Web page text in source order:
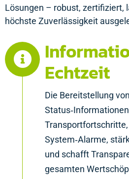
Lösungen – robust, zertifiziert,
höchste Zuverlässigkeit
Echtzeit
Die Bereitstellung
System‑Alarme,
und schafft
gesamten